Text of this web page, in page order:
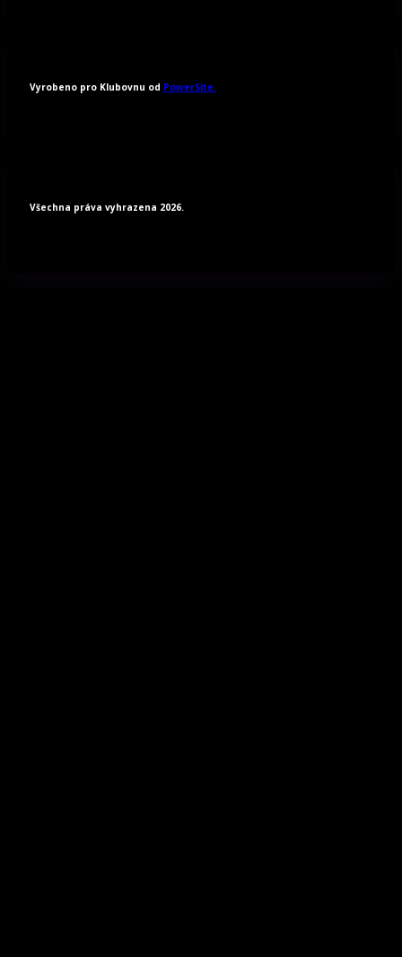
Vyrobeno pro Klubovnu od PowerSite.
Všechna práva vyhrazena 2026.